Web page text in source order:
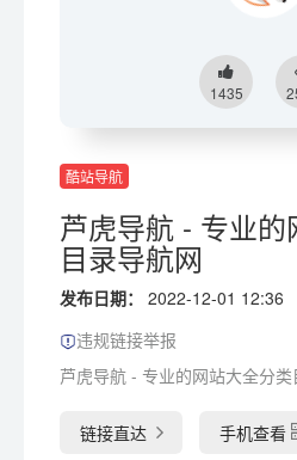
1435
酷站导航
芦虎导航 - 专业
目录导航网
发布日期：
2022-12-01 12:36
违规链接举报
芦虎导航 - 专业的网站大全分
链接直达 手机查看